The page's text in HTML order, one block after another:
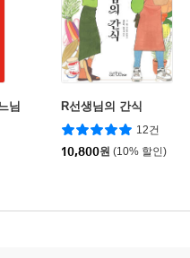
님 R선생님의 간식
12건
10,800원 (10% 할인)